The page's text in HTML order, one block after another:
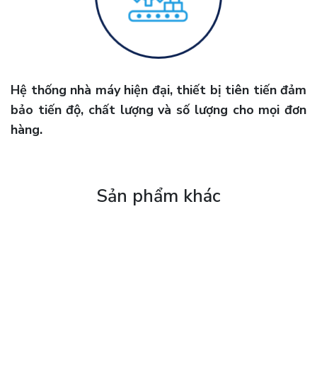
Hệ thống nhà máy hiện đại, thiết bị tiên tiến đảm
bảo tiến độ, chất lượng và số lượng cho mọi đơn
hàng.
Sản phẩm khác